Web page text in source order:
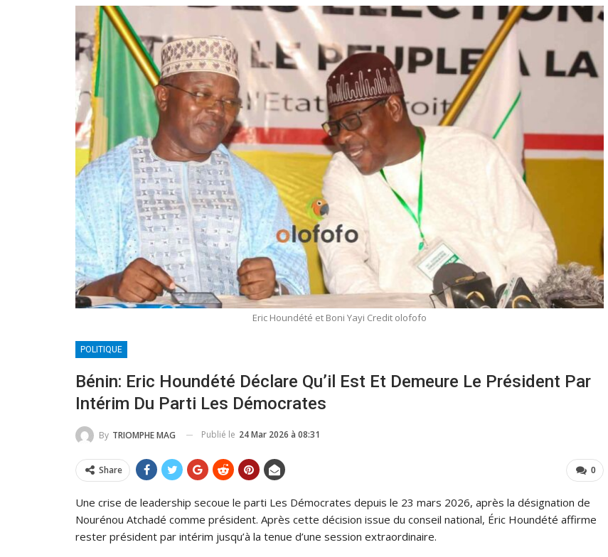
Eric Houndété et Boni Yayi Credit olofofo
POLITIQUE
Bénin: Eric Houndété Déclare Qu’il Est Et Demeure Le Président Par
Intérim Du Parti Les Démocrates
By TRIOMPHE MAG Publié le 24 Mar 2026 à 08:31
0
Share
Une crise de leadership secoue le parti Les Démocrates depuis le 23 mars 2026, après la désignation de
Nourénou Atchadé comme président. Après cette décision issue du conseil national, Éric Houndété affirme
rester président par intérim jusqu’à la tenue d’une session extraordinaire.